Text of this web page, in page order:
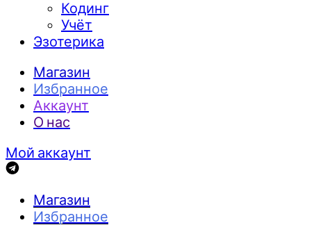
Кодинг
Учёт
Эзотерика
Магазин
Избранное
Аккаунт
О нас
Мой аккаунт
Магазин
Избранное